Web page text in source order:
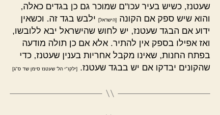
שעטנז, כשיש בעיר עכו"ם שמוכר גם כן בגדים כאלה,
והוא שיש ספק אם הקונה
[הישראל] ילבש בגד זה. וכשאין
ידוע אם הבגד שעטנז, יש לחוש שהישראל יבא ללובשו,
ואז אפילו בספק אין להתיר. אלא אם כן תולה מודעה
בפתח החנות, שאינו מקבל אחריות בענין שעטנז, כדי
שהקונים יבדקו אם יש בבגד שעטנז.
[ילקו"י הל' שעטנז סימן שד ס"ג]